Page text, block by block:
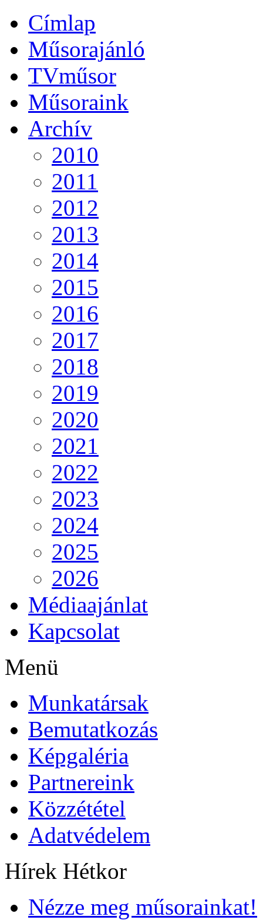
Címlap
Műsorajánló
TVműsor
Műsoraink
Archív
2010
2011
2012
2013
2014
2015
2016
2017
2018
2019
2020
2021
2022
2023
2024
2025
2026
Médiaajánlat
Kapcsolat
Menü
Munkatársak
Bemutatkozás
Képgaléria
Partnereink
Közzététel
Adatvédelem
Hírek Hétkor
Nézze meg műsorainkat!